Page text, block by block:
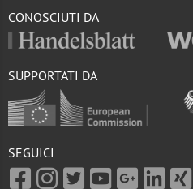
CONOSCIUTI DA
SUPPORTATI DA
SEGUICI